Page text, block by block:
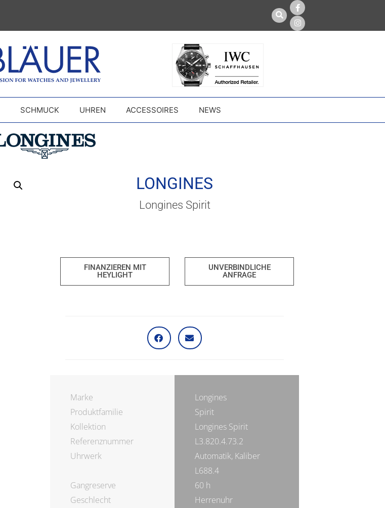
SCHMUCK UHREN ACCESSOIRES NEWS
LONGINES
Longines Spirit
FINANZIEREN MIT
HEYLIGHT
UNVERBINDLICHE
ANFRAGE
Marke
Longines
Produktfamilie
Spirit
Kollektion
Longines Spirit
Referenznummer
L3.820.4.73.2
Uhrwerk
Automatik, Kaliber
L688.4
Gangreserve
60 h
Geschlecht
Herrenuhr